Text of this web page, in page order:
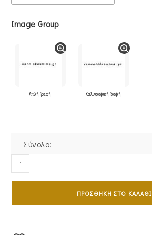
Image Group
Απλή Γραφή Καλιγραφική Γραφή
Σύνολο:
Ζευγάρι
Βέρες
ΠΡΟΣΘΉΚΗ ΣΤΟ ΚΑΛΆΘΙ